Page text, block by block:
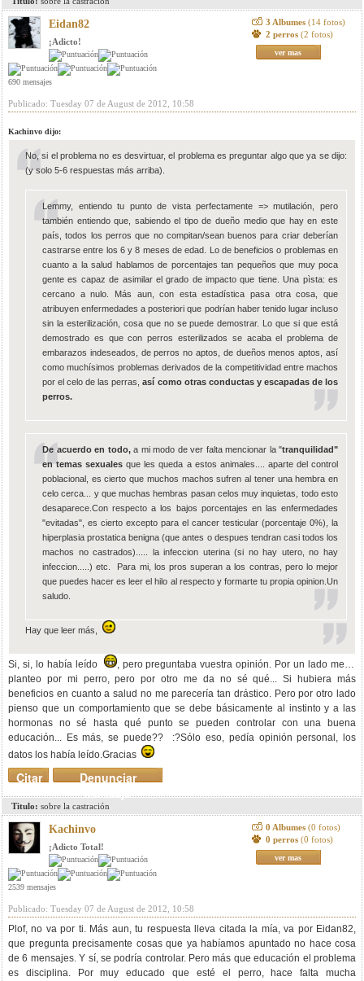
Eidan82
¡Adicto!
690 mensajes
3 Albumes (14 fotos)
2 perros (2 fotos)
ver mas
Publicado: Tuesday 07 de August de 2012, 10:58
Kachinvo dijo:
No, si el problema no es desvirtuar, el problema es preguntar algo que ya se dijo:
(y solo 5-6 respuestas más arriba).
Lemmy, entiendo tu punto de vista perfectamente => mutilación, pero
también entiendo que, sabiendo el tipo de dueño medio que hay en este
país, todos los perros que no compitan/sean buenos para criar deberían
castrarse entre los 6 y 8 meses de edad. Lo de beneficios o problemas en
cuanto a la salud hablamos de porcentajes tan pequeños que muy poca
gente es capaz de asimilar el grado de impacto que tiene. Una pìsta: es
cercano a nulo. Más aun, con esta estadística pasa otra cosa, que
atribuyen enfermedades a posteriori que podrían haber tenido lugar incluso
sin la esterilización, cosa que no se puede demostrar. Lo que si que está
demostrado es que con perros esterilizados se acaba el problema de
embarazos indeseados, de perros no aptos, de dueños menos aptos, así
como muchísimos problemas derivados de la competitividad entre machos
por el celo de las perras,así como otras conductas y escapadas de los
perros.
De acuerdo en todo,a mi modo de ver falta mencionar la "tranquilidad"
en temas sexuales que les queda a estos animales.... aparte del control
poblacional, es cierto que muchos machos sufren al tener una hembra en
celo cerca... y que muchas hembras pasan celos muy inquietas, todo esto
desaparece.Con respecto a los bajos porcentajes en las enfermedades
"evitadas", es cierto excepto para el cancer testicular (porcentaje 0%), la
hiperplasia prostatica benigna (que antes o despues tendran casi todos los
machos no castrados)..... la infeccion uterina (si no hay utero, no hay
infeccion.....) etc. Para mi, los pros superan a los contras, pero lo mejor
que puedes hacer es leer el hilo al respecto y formarte tu propia opinion.Un
saludo.
Hay que leer más,
Si, si, lo había leído
, pero preguntaba vuestra opinión. Por un lado me lo
planteo por mi perro, pero por otro me da no sé qué... Si hubiera más
beneficios en cuanto a salud no me parecería tan drástico. Pero por otro lado
pienso que un comportamiento que se debe básicamente al instinto y a las
hormonas no sé hasta qué punto se pueden controlar con una buena
educación... Es más, se puede?? :?Sólo eso, pedía opinión personal, los
datos los había leído.Gracias
Denunciar
mensaje
Citar
Titulo: sobre la castración
Kachinvo
¡Adicto Total!
2539 mensajes
0 Albumes (0 fotos)
0 perros (0 fotos)
ver mas
Publicado: Tuesday 07 de August de 2012, 10:58
Plof, no va por ti. Más aun, tu respuesta lleva citada la mía, va por Eidan82,
que pregunta precisamente cosas que ya habíamos apuntado no hace cosa
de 6 mensajes. Y sí, se podría controlar. Pero más que educación el problema
es disciplina. Por muy educado que esté el perro, hace falta mucha